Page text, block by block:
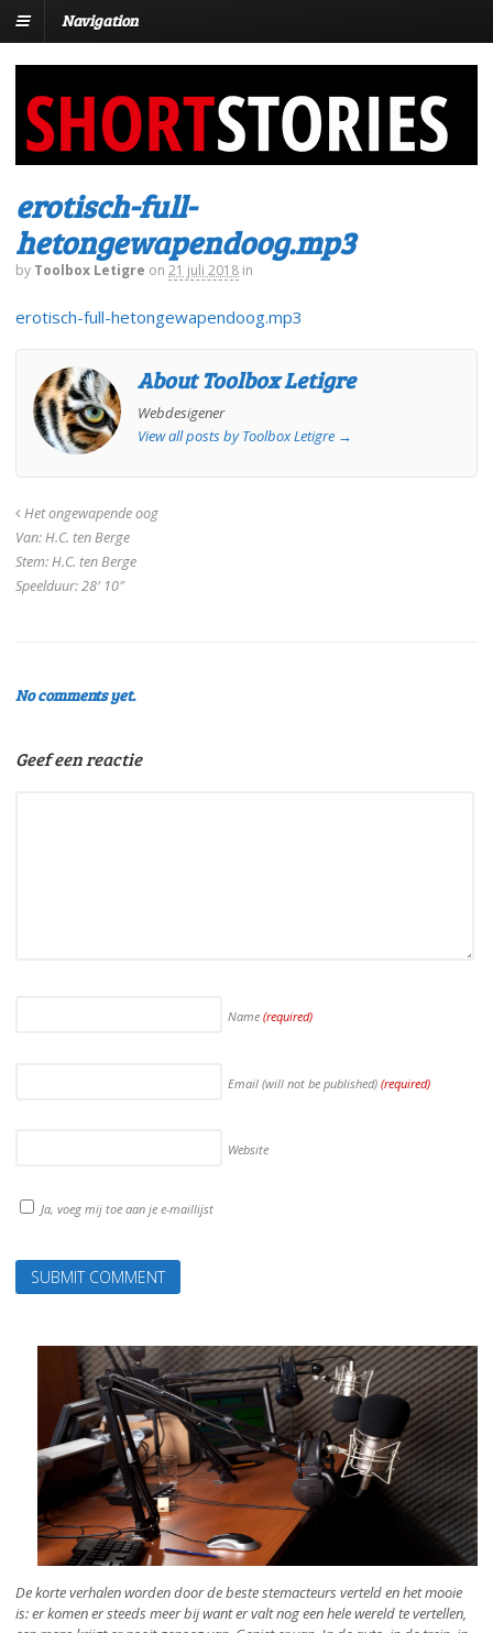
Navigation
erotisch-full-
hetongewapendoog.mp3
by Toolbox Letigre on 21 juli 2018 in
erotisch-full-hetongewapendoog.mp3
About Toolbox Letigre
Webdesigener
View all posts by Toolbox Letigre →
Het ongewapende oog
Van: H.C. ten Berge
Stem: H.C. ten Berge
Speelduur: 28′ 10″
No comments yet.
Geef een reactie
Name (required)
Email (will not be published) (required)
Website
Ja, voeg mij toe aan je e-maillijst
De korte verhalen worden door de beste stemacteurs verteld en het mooie
is: er komen er steeds meer bij want er valt nog een hele wereld te vertellen,